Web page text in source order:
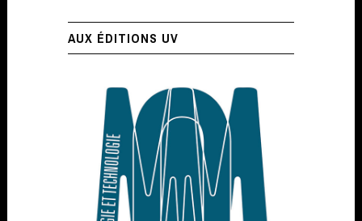
AUX ÉDITIONS UV